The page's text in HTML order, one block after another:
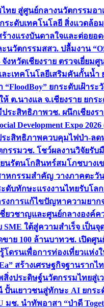
ทย สู่ศูนย์กลางนวัตกรรมอา
ระดับเทคโนโลยี สิ่งแวดล้
งแรงบันดาลใจและต่อยอ
ะนวัตกรรมสสว. ปลื้มงาน
จังหวัดเชียงราย ตรวจเยี่ย
ะเทคโนโลยีเสริมคันกั้นน้ำ
“FloodBoy” ยกระดับเฝ้าระ
ต.นางแล จ.เชียงราย ยกร
ประสิทธิภาพวช. ผนึกเชียงร
Development Expo
ระสิทธิภาพควบคุมไฟป่า-ล
กรรมวช. โชว์ผลงานวิจัยรับ
นรัตนโกสินทร์สมโภชบาง
าหกรรมสำคัญ วางภาคตะ
ะดับทักษะแรงงานไทยรับโล
งการแก้ไขปัญหาความยาก
ชี่ยวชาญและศูนย์กลางอง
ใต้สู่ความสำเร็จ เป็น
ขาย 100 ล้านบาทวช. เปิดศู
โดรนเพื่อการท่องเที่ยวแห่ง
สร้างเศรษฐกิจฐานรากไ
พสิ่งประดิษฐ์นวัตกรรมไทยสู่
ปั้นเยาวชนสู่ทักษะ AI ยกระ
มช. นำทัพอาสา “ป่าดี